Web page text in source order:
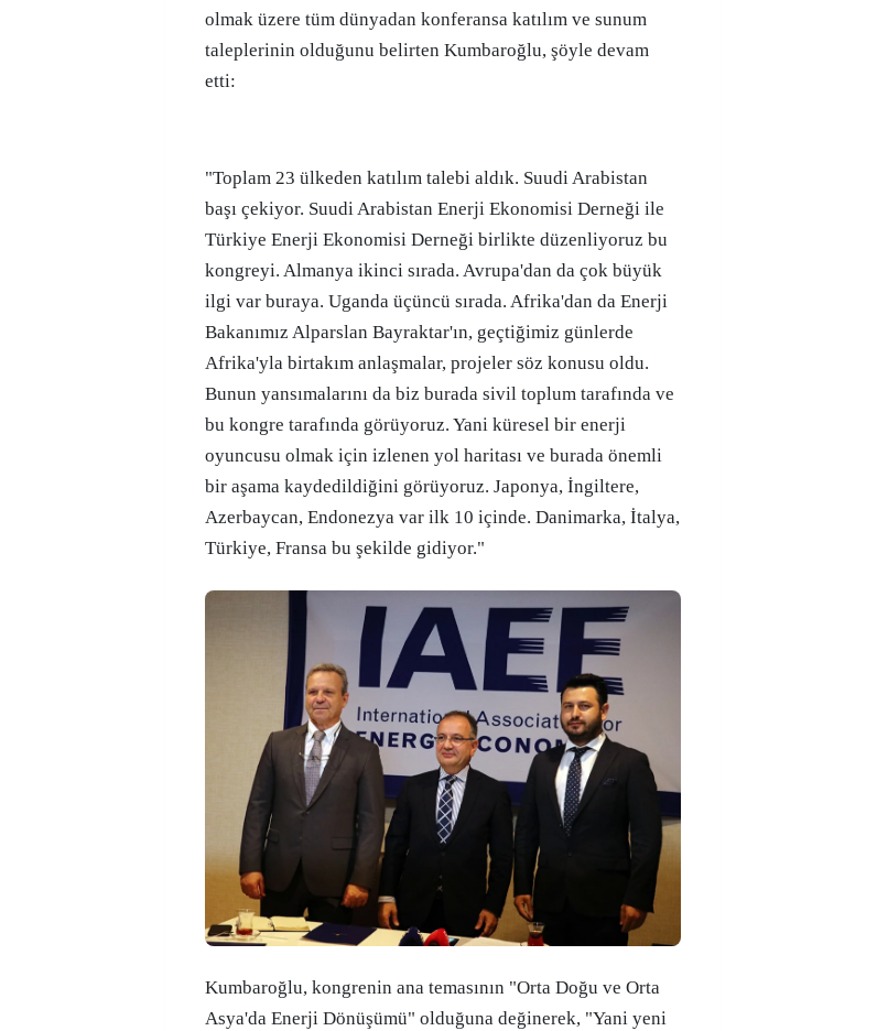
olmak üzere tüm dünyadan konferansa katılım ve sunum
taleplerinin olduğunu belirten Kumbaroğlu, şöyle devam
etti:
"Toplam 23 ülkeden katılım talebi aldık. Suudi Arabistan
başı çekiyor. Suudi Arabistan Enerji Ekonomisi Derneği ile
Türkiye Enerji Ekonomisi Derneği birlikte düzenliyoruz bu
kongreyi. Almanya ikinci sırada. Avrupa'dan da çok büyük
ilgi var buraya. Uganda üçüncü sırada. Afrika'dan da Enerji
Bakanımız Alparslan Bayraktar'ın, geçtiğimiz günlerde
Afrika'yla birtakım anlaşmalar, projeler söz konusu oldu.
Bunun yansımalarını da biz burada sivil toplum tarafında ve
bu kongre tarafında görüyoruz. Yani küresel bir enerji
oyuncusu olmak için izlenen yol haritası ve burada önemli
bir aşama kaydedildiğini görüyoruz. Japonya, İngiltere,
Azerbaycan, Endonezya var ilk 10 içinde. Danimarka, İtalya,
Türkiye, Fransa bu şekilde gidiyor."
Kumbaroğlu, kongrenin ana temasının "Orta Doğu ve Orta
Asya'da Enerji Dönüşümü" olduğuna değinerek, "Yani yeni